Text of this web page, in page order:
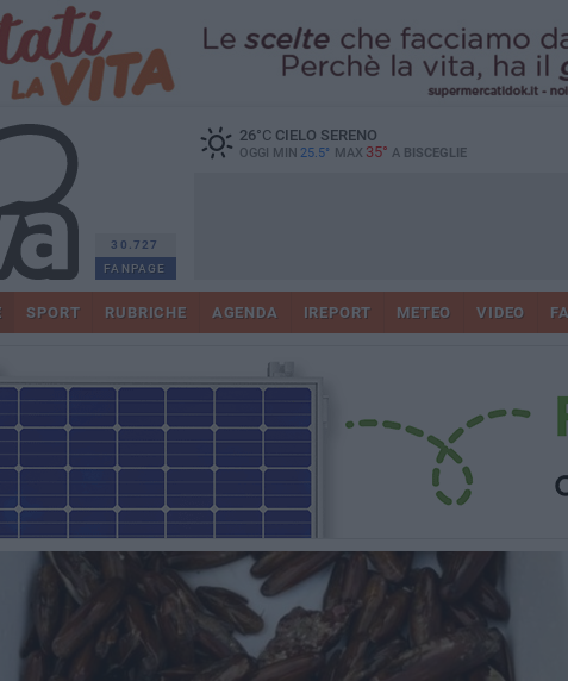
30.727
FANPAGE
26°CCIELO SERENO
OGGI MIN 25.5° MAX 35° A BISCEGLIE
SPORT RUBRICHE AGENDA IREPORT METEO VIDEO